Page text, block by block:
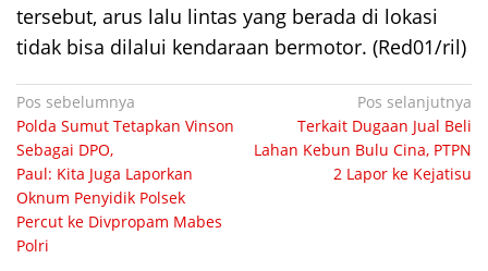
tersebut, arus lalu lintas yang berada di lokasi
tidak bisa dilalui kendaraan bermotor. (Red01/ril)
Navigasi
pos
Pos sebelumnya
Polda Sumut Tetapkan Vinson
Sebagai DPO,
Paul: Kita Juga Laporkan
Oknum Penyidik Polsek
Percut ke Divpropam Mabes
Polri
Pos selanjutnya
Terkait Dugaan Jual Beli
Lahan Kebun Bulu Cina, PTPN
2 Lapor ke Kejatisu